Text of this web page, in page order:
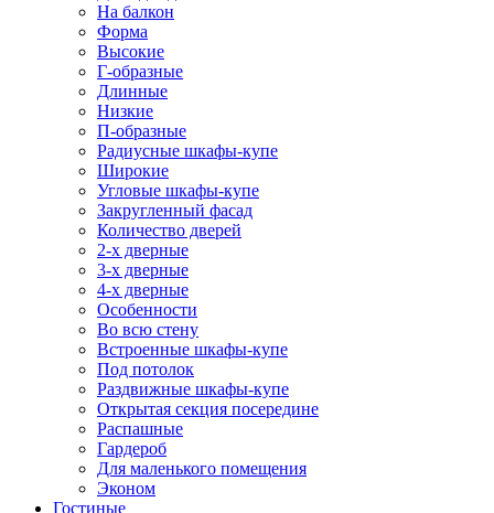
На балкон
Форма
Высокие
Г-образные
Длинные
Низкие
П-образные
Радиусные шкафы-купе
Широкие
Угловые шкафы-купе
Закругленный фасад
Количество дверей
2-х дверные
3-х дверные
4-х дверные
Особенности
Во всю стену
Встроенные шкафы-купе
Под потолок
Раздвижные шкафы-купе
Открытая секция посередине
Распашные
Гардероб
Для маленького помещения
Эконом
Гостиные